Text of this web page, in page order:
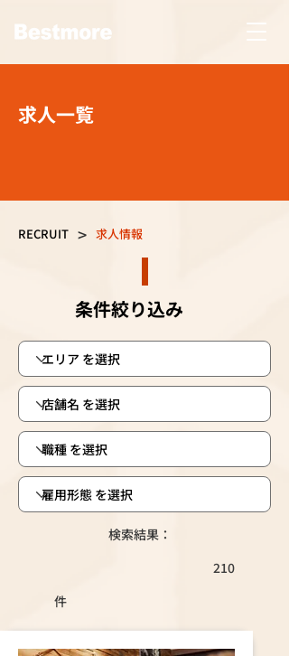
求人一覧
RECRUIT > 求人情報
条件絞り込み
検索結果：
210
件